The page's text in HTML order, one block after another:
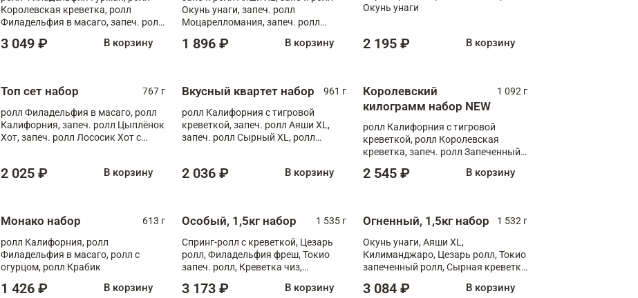
Королевская креветка, ролл
Филадельфия в масаго, запеч. ролл
Тигровая креветка с моцареллой,
3 049 ₽ В корзину
Окунь унаги, запеч. ролл
Моцарелломания, запеч. ролл
1 896 ₽ В корзину
Окунь унаги
2 195 ₽ В корзину
Топ сет набор
767 г
ролл Филадельфия в масаго, ролл
Калифорния, запеч. ролл Цыплёнок
Хот, запеч. ролл Лососик Хот с
2 025 ₽ В корзину
Вкусный квартет набор
961 г
ролл Калифорния с тигровой
креветкой, запеч. ролл Аяши XL,
запеч. ролл Сырный XL, ролл
2 036 ₽ В корзину
Королевский
килограмм набор NEW
1 092 г
ролл Калифорния с тигровой
креветкой, ролл Королевская
креветка, запеч. ролл Запеченный
XL, запеч. ролл Крабик Хот
2 545 ₽ В корзину
Монако набор
613 г
ролл Калифорния, ролл
Филадельфия в масаго, ролл с
огурцом, ролл Крабик
1 426 ₽ В корзину
Особый, 1,5кг набор
1 535 г
Спринг-ролл с креветкой, Цезарь
ролл, Филадельфия фреш, Токио
запеч. ролл, Креветка чиз,
Флорида
3 173 ₽ В корзину
Огненный, 1,5кг набор
1 532 г
Окунь унаги, Аяши XL,
Килиманджаро, Цезарь ролл, Токио
запеченный ролл, Сырная креветка
3 084 ₽ В корзину